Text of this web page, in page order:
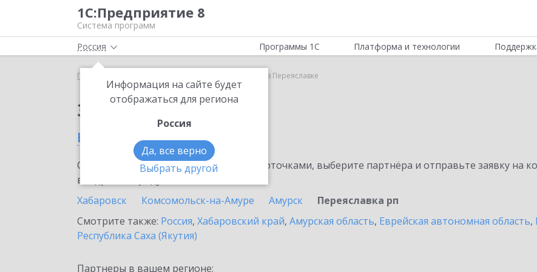
1С:Предприятие 8
Система программ
Россия
Информация на сайте будет
отображаться для региона
Россия
Да, все верно
Выбрать другой
Программы 1С Платформа и технологии
Главная 1С:Кредит в Переяславке
Заказать 1С:Кредит
в Переяславке
Ознакомьтесь с информационными карточками, выберите партнёра и отправьте заявку на
внедрение продукта.
Хабаровск
Комсомольск-на-Амуре Амурск
Переяславка рп
Смотрите также: Россия, Хабаровский край, Амурская область, Еврейская автономная область,
Республика Саха (Якутия)
Партнеры в вашем регионе: